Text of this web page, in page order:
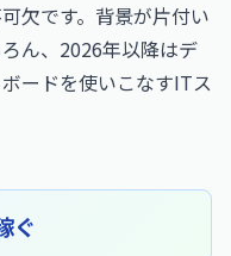
欠です。背景が片付い
ん、2026年以降はデ
ードを使いこなすITス
ぐ